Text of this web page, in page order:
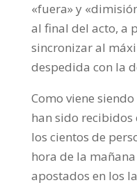
«fuera» y
al final del acto, a
sincronizar al
despedida con la
Como viene
han sido recibidos
los cientos de
hora de la
apostados en los